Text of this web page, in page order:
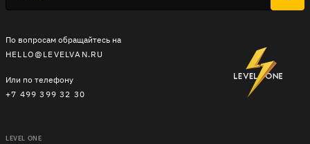
По вопросам обращайтесь на
HELLO@LEVELVAN.RU
Или по телефону
+7 499 399 32 30
LEVEL ONE